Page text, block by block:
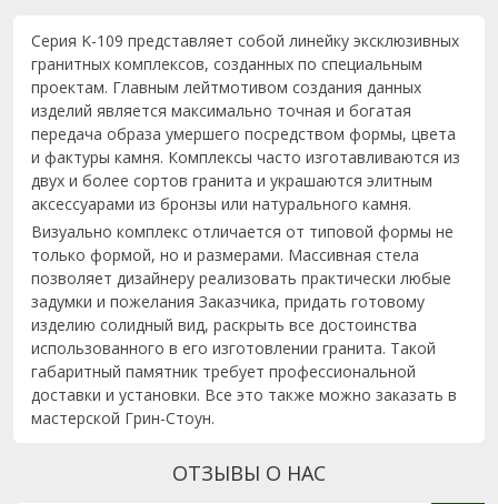
Серия K-109 представляет собой линейку эксклюзивных
гранитных комплексов, созданных по специальным
проектам. Главным лейтмотивом создания данных
изделий является максимально точная и богатая
передача образа умершего посредством формы, цвета
и фактуры камня. Комплексы часто изготавливаются из
двух и более сортов гранита и украшаются элитным
аксессуарами из бронзы или натурального камня.
Визуально комплекс отличается от типовой формы не
только формой, но и размерами. Массивная стела
позволяет дизайнеру реализовать практически любые
задумки и пожелания Заказчика, придать готовому
изделию солидный вид, раскрыть все достоинства
использованного в его изготовлении гранита. Такой
габаритный памятник требует профессиональной
доставки и установки. Все это также можно заказать в
мастерской Грин-Стоун.
ОТЗЫВЫ О НАС